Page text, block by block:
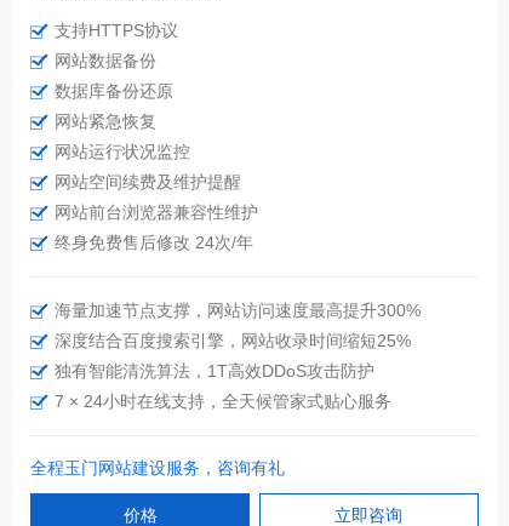
支持HTTPS协议
网站数据备份
数据库备份还原
网站紧急恢复
网站运行状况监控
网站空间续费及维护提醒
网站前台浏览器兼容性维护
终身免费售后修改 24次/年
海量加速节点支撑，网站访问速度最高提升300%
深度结合百度搜索引擎，网站收录时间缩短25%
独有智能清洗算法，1T高效DDoS攻击防护
7 × 24小时在线支持，全天候管家式贴心服务
全程玉门网站建设服务，咨询有礼
价格 立即咨询